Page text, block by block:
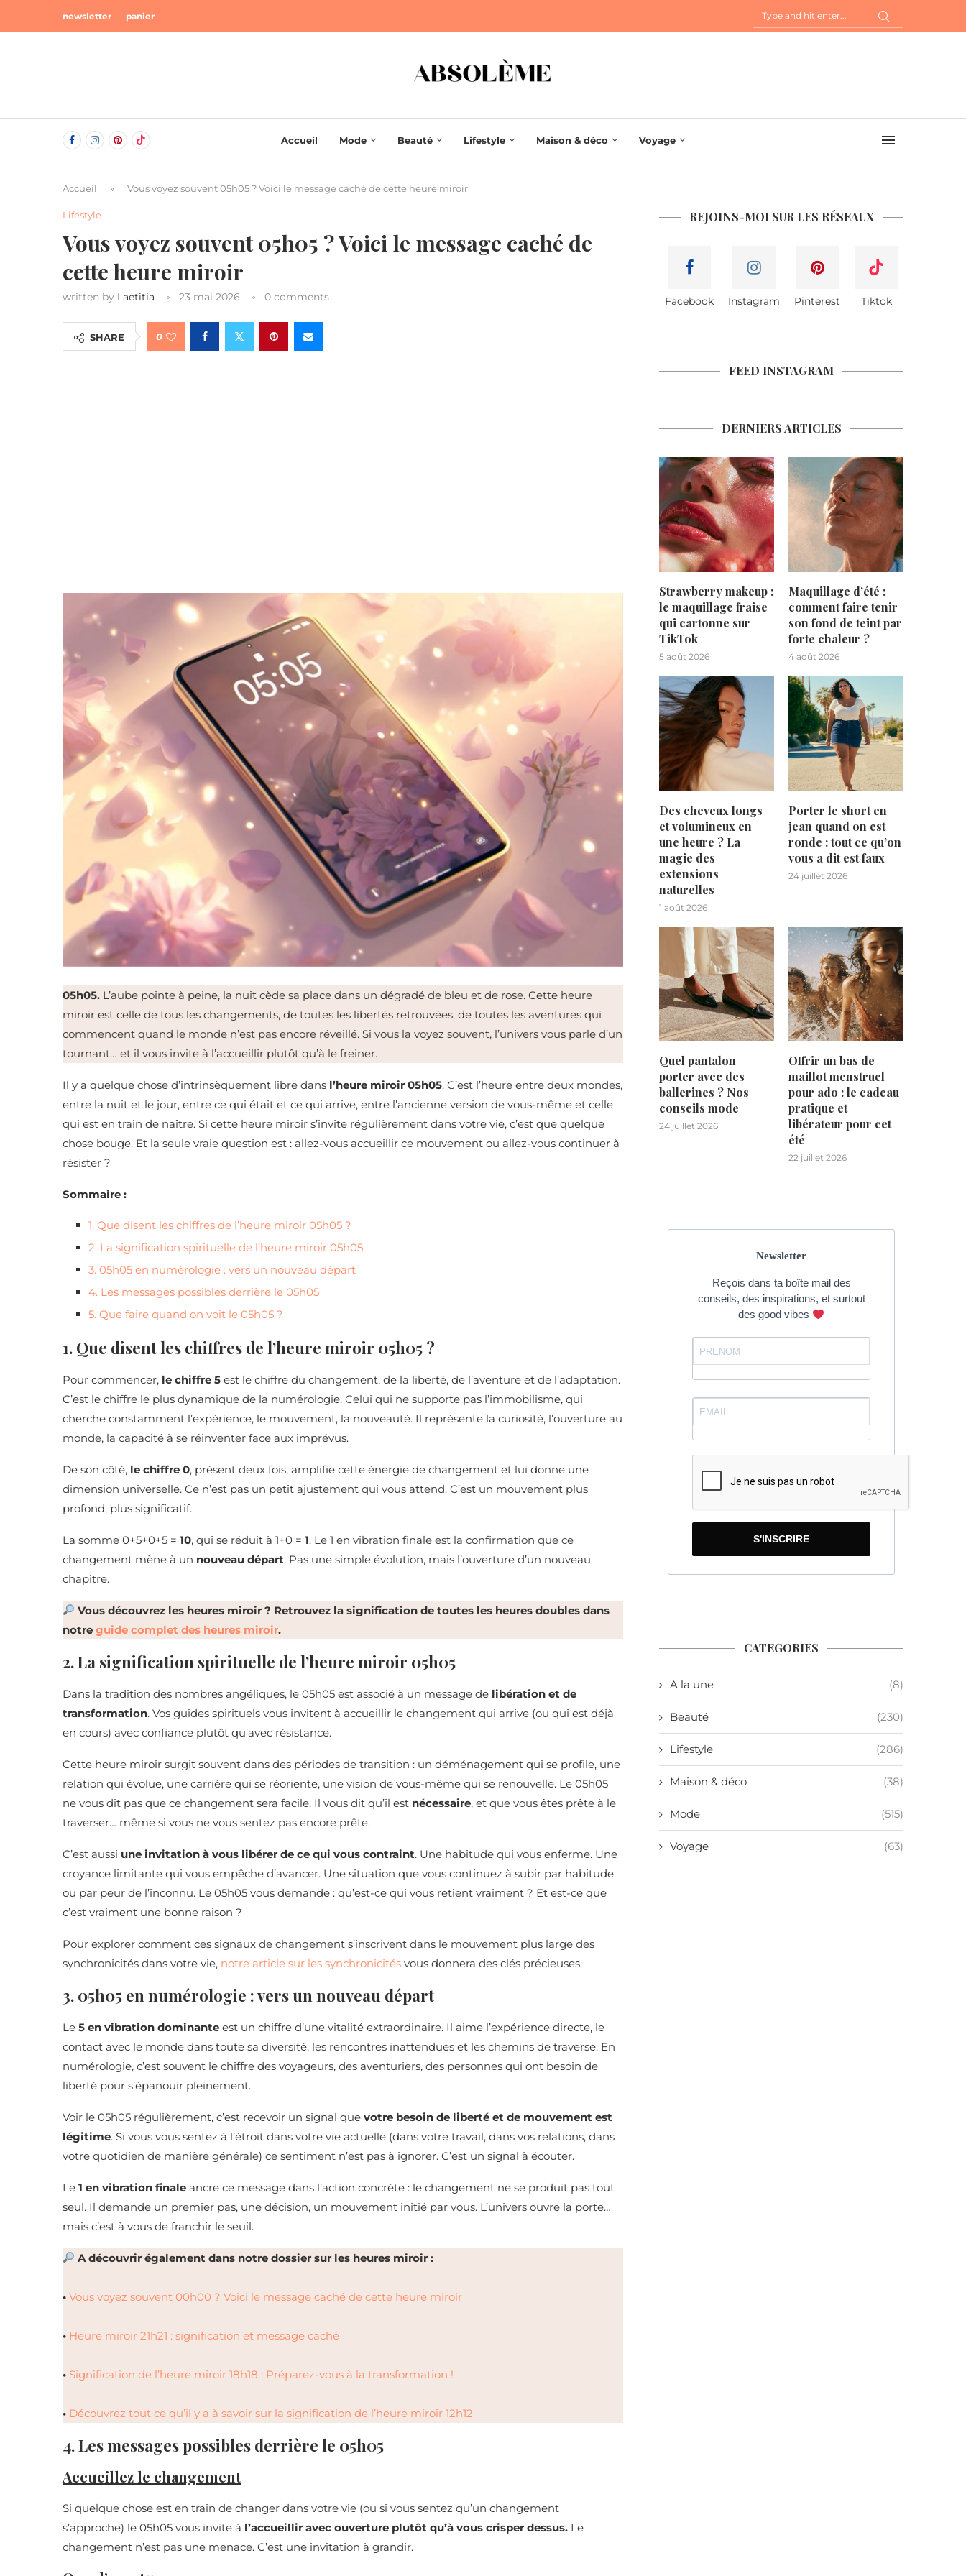
newsletter panier
Accueil Mode Beauté Lifestyle Maison & déco Voyage
Accueil » Vous voyez souvent 05h05 ? Voici le message caché de cette heure miroir
Lifestyle
Vous voyez souvent 05h05 ? Voici le message caché de
cette heure miroir
written by Laetitia 23 mai 2026 0 comments
SHARE 0
05h05. L’aube pointe à peine, la nuit cède sa place dans un dégradé de bleu et de rose. Cette heure
miroir est celle de tous les changements, de toutes les libertés retrouvées, de toutes les aventures qui
commencent quand le monde n’est pas encore réveillé. Si vous la voyez souvent, l’univers vous parle d’un
tournant… et il vous invite à l’accueillir plutôt qu’à le freiner.
Il y a quelque chose d’intrinsèquement libre dans l’heure miroir 05h05. C’est l’heure entre deux mondes,
entre la nuit et le jour, entre ce qui était et ce qui arrive, entre l’ancienne version de vous-même et celle
qui est en train de naître. Si cette heure miroir s’invite régulièrement dans votre vie, c’est que quelque
chose bouge. Et la seule vraie question est : allez-vous accueillir ce mouvement ou allez-vous continuer à
résister ?
Sommaire :
1. Que disent les chiffres de l’heure miroir 05h05 ?
2. La signification spirituelle de l’heure miroir 05h05
3. 05h05 en numérologie : vers un nouveau départ
4. Les messages possibles derrière le 05h05
5. Que faire quand on voit le 05h05 ?
1. Que disent les chiffres de l’heure miroir 05h05 ?
Pour commencer, le chiffre 5 est le chiffre du changement, de la liberté, de l’aventure et de l’adaptation.
C’est le chiffre le plus dynamique de la numérologie. Celui qui ne supporte pas l’immobilisme, qui
cherche constamment l’expérience, le mouvement, la nouveauté. Il représente la curiosité, l’ouverture au
monde, la capacité à se réinventer face aux imprévus.
De son côté, le chiffre 0, présent deux fois, amplifie cette énergie de changement et lui donne une
dimension universelle. Ce n’est pas un petit ajustement qui vous attend. C’est un mouvement plus
profond, plus significatif.
La somme 0+5+0+5 = 10, qui se réduit à 1+0 = 1. Le 1 en vibration finale est la confirmation que ce
changement mène à un nouveau départ. Pas une simple évolution, mais l’ouverture d’un nouveau
chapitre.
Vous découvrez les heures miroir ? Retrouvez la signification de toutes les heures doubles dans
notre guide complet des heures miroir.
2. La signification spirituelle de l’heure miroir 05h05
Dans la tradition des nombres angéliques, le 05h05 est associé à un message de libération et de
transformation. Vos guides spirituels vous invitent à accueillir le changement qui arrive (ou qui est déjà
en cours) avec confiance plutôt qu’avec résistance.
Cette heure miroir surgit souvent dans des périodes de transition : un déménagement qui se profile, une
relation qui évolue, une carrière qui se réoriente, une vision de vous-même qui se renouvelle. Le 05h05
ne vous dit pas que ce changement sera facile. Il vous dit qu’il est nécessaire, et que vous êtes prête à le
traverser… même si vous ne vous sentez pas encore prête.
C’est aussi une invitation à vous libérer de ce qui vous contraint. Une habitude qui vous enferme. Une
croyance limitante qui vous empêche d’avancer. Une situation que vous continuez à subir par habitude
ou par peur de l’inconnu. Le 05h05 vous demande : qu’est-ce qui vous retient vraiment ? Et est-ce que
c’est vraiment une bonne raison ?
Pour explorer comment ces signaux de changement s’inscrivent dans le mouvement plus large des
synchronicités dans votre vie, notre article sur les synchronicités vous donnera des clés précieuses.
3. 05h05 en numérologie : vers un nouveau départ
Le 5 en vibration dominante est un chiffre d’une vitalité extraordinaire. Il aime l’expérience directe, le
contact avec le monde dans toute sa diversité, les rencontres inattendues et les chemins de traverse. En
numérologie, c’est souvent le chiffre des voyageurs, des aventuriers, des personnes qui ont besoin de
liberté pour s’épanouir pleinement.
Voir le 05h05 régulièrement, c’est recevoir un signal que votre besoin de liberté et de mouvement est
légitime. Si vous vous sentez à l’étroit dans votre vie actuelle (dans votre travail, dans vos relations, dans
votre quotidien de manière générale) ce sentiment n’est pas à ignorer. C’est un signal à écouter.
Le 1 en vibration finale ancre ce message dans l’action concrète : le changement ne se produit pas tout
seul. Il demande un premier pas, une décision, un mouvement initié par vous. L’univers ouvre la porte…
mais c’est à vous de franchir le seuil.
A découvrir également dans notre dossier sur les heures miroir :
• Vous voyez souvent 00h00 ? Voici le message caché de cette heure miroir
• Heure miroir 21h21 : signification et message caché
• Signification de l’heure miroir 18h18 : Préparez-vous à la transformation !
• Découvrez tout ce qu’il y a à savoir sur la signification de l’heure miroir 12h12
4. Les messages possibles derrière le 05h05
Accueillez le changement
Si quelque chose est en train de changer dans votre vie (ou si vous sentez qu’un changement
s’approche) le 05h05 vous invite à l’accueillir avec ouverture plutôt qu’à vous crisper dessus. Le
changement n’est pas une menace. C’est une invitation à grandir.
REJOINS-MOI SUR LES RÉSEAUX
Facebook Instagram Pinterest Tiktok
FEED INSTAGRAM
DERNIERS ARTICLES
Strawberry makeup :
le maquillage fraise
qui cartonne sur
TikTok
5 août 2026
Maquillage d’été :
comment faire tenir
son fond de teint par
forte chaleur ?
4 août 2026
Des cheveux longs
et volumineux en
une heure ? La
magie des
extensions
naturelles
1 août 2026
Porter le short en
jean quand on est
ronde : tout ce qu’on
vous a dit est faux
24 juillet 2026
Quel pantalon
porter avec des
ballerines ? Nos
conseils mode
24 juillet 2026
Offrir un bas de
maillot menstruel
pour ado : le cadeau
pratique et
libérateur pour cet
été
22 juillet 2026
Newsletter
Reçois dans ta boîte mail des
conseils, des inspirations, et surtout
des good vibes
S'INSCRIRE
CATEGORIES
A la une (8)
Beauté (230)
Lifestyle (286)
Maison & déco (38)
Mode (515)
Voyage (63)